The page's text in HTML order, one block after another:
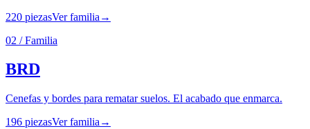
220 piezasVer familia →
02 / Familia
BRD
Cenefas y bordes para rematar suelos. El acabado que enmarca.
196 piezasVer familia →